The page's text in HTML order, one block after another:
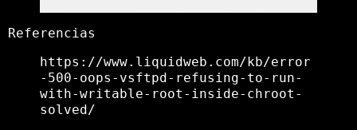
Referencias
https://www.liquidweb.com/kb/error
-500-oops-vsftpd-refusing-to-run-
with-writable-root-inside-chroot-
solved/